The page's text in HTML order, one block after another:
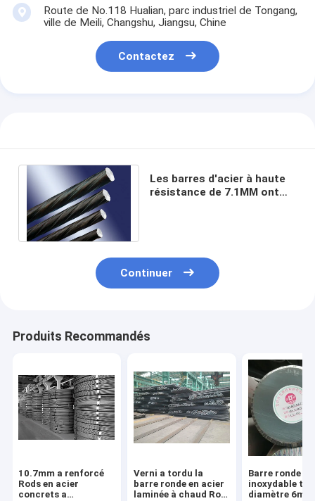
Route de No.118 Hualian, parc industriel de Tongang,
ville de Meili, Changshu, Jiangsu, Chine
Contactez
Les barres d'acier à haute
résistance de 7.1MM ont
Continuer
Produits Recommandés
10.7mm a renforcé
Rods en acier
concrets a
Verni a tordu la
barre ronde en acier
laminée à chaud Rod
Barre ronde
inoxydable
diamètre 6mm